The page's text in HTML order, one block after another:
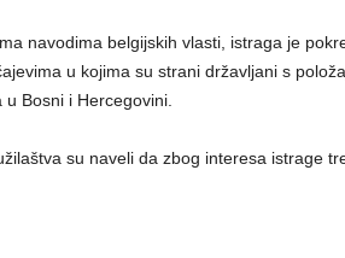
navodima belgijskih vlasti, istraga je
u kojima su strani državljani s
u Bosni i Hercegovini.
su naveli da zbog interesa istrage